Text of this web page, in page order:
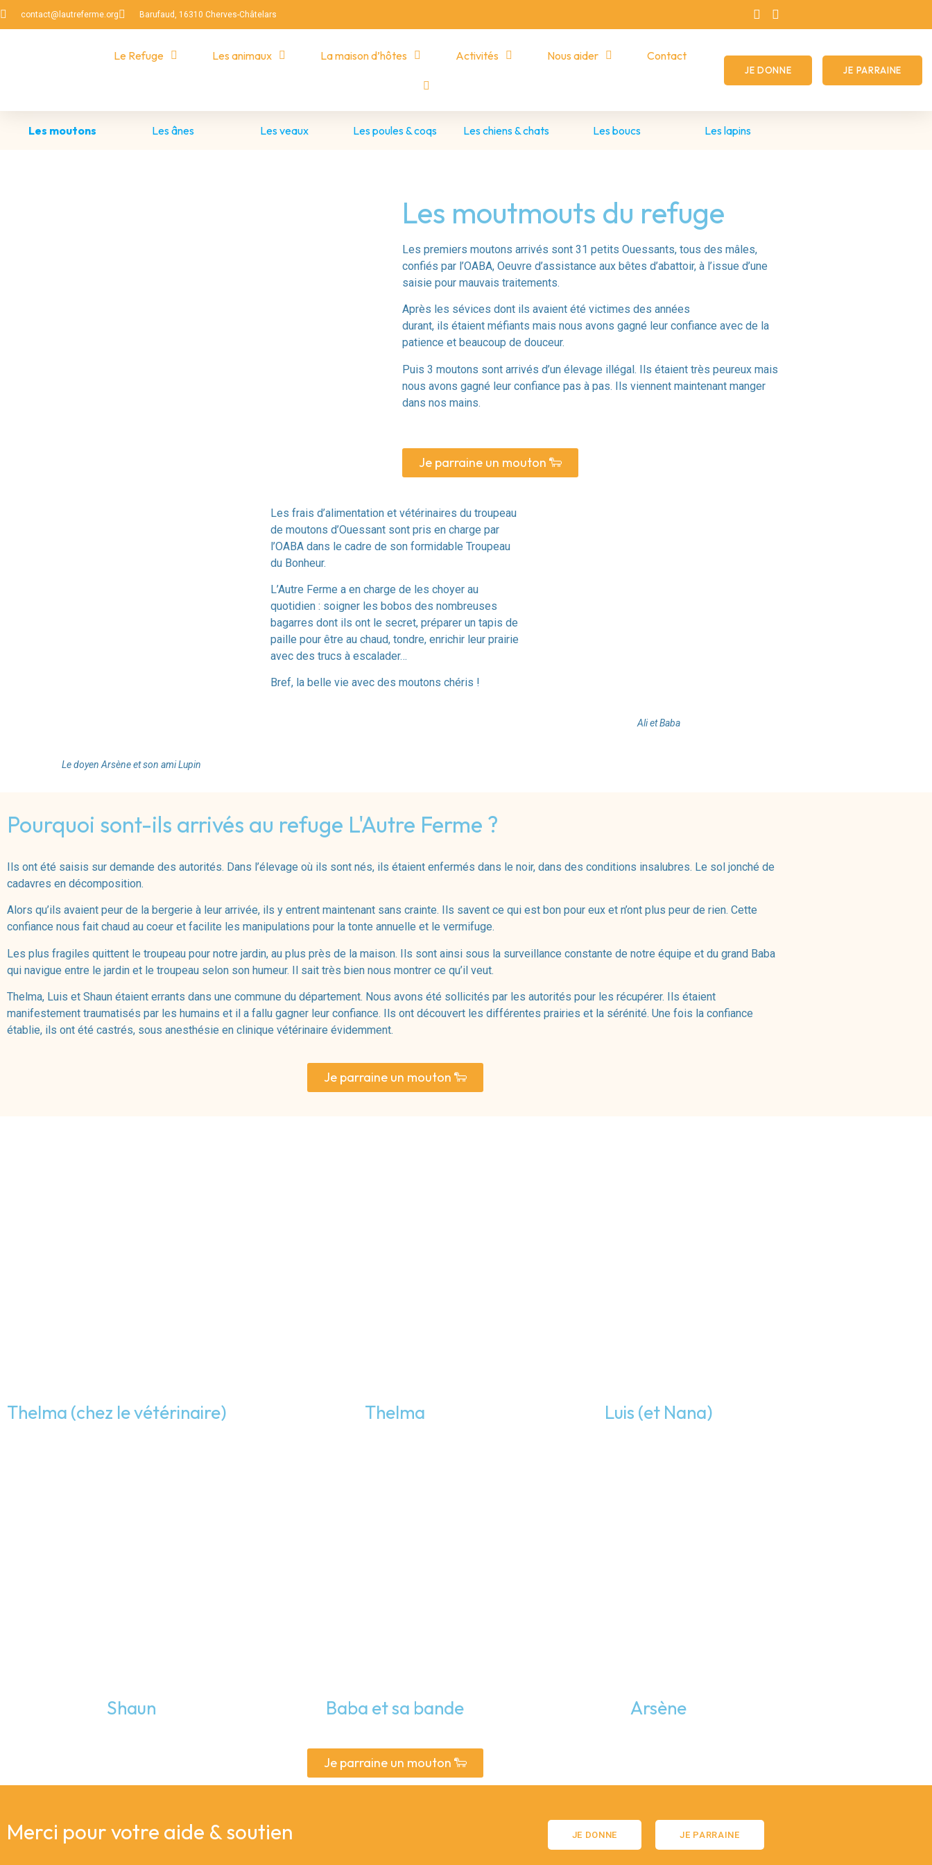
contact@lautreferme.org Barufaud, 16310 Cherves-Châtelars
Le Refuge Les animaux La maison d’hôtes Activités Nous aider Contact
JE DONNE JE PARRAINE
Les moutons Les ânes Les veaux Les poules & coqs Les chiens & chats Les boucs Les lapins
Les moutmouts du refuge
Les premiers moutons arrivés sont 31 petits Ouessants, tous des mâles,
confiés par l’OABA, Oeuvre d’assistance aux bêtes d’abattoir, à l’issue d’une
saisie pour mauvais traitements.
Après les sévices dont ils avaient été victimes des années
durant, ils étaient méfiants mais nous avons gagné leur confiance avec de la
patience et beaucoup de douceur.
Puis 3 moutons sont arrivés d’un élevage illégal. Ils étaient très peureux mais
nous avons gagné leur confiance pas à pas. Ils viennent maintenant manger
dans nos mains.
Je parraine un mouton 🐑
Le doyen Arsène et son ami Lupin
Les frais d’alimentation et vétérinaires du troupeau
de moutons d’Ouessant sont pris en charge par
l’OABA dans le cadre de son formidable Troupeau
du Bonheur.
L’Autre Ferme a en charge de les choyer au
quotidien : soigner les bobos des nombreuses
bagarres dont ils ont le secret, préparer un tapis de
paille pour être au chaud, tondre, enrichir leur prairie
avec des trucs à escalader…
Bref, la belle vie avec des moutons chéris !
Ali et Baba
Pourquoi sont-ils arrivés au refuge L'Autre Ferme ?
Ils ont été saisis sur demande des autorités. Dans l’élevage où ils sont nés, ils étaient enfermés dans le noir, dans des conditions insalubres. Le sol jonché de
cadavres en décomposition.
Alors qu’ils avaient peur de la bergerie à leur arrivée, ils y entrent maintenant sans crainte. Ils savent ce qui est bon pour eux et n’ont plus peur de rien. Cette
confiance nous fait chaud au coeur et facilite les manipulations pour la tonte annuelle et le vermifuge.
Les plus fragiles quittent le troupeau pour notre jardin, au plus près de la maison. Ils sont ainsi sous la surveillance constante de notre équipe et du grand Baba
qui navigue entre le jardin et le troupeau selon son humeur. Il sait très bien nous montrer ce qu’il veut.
Thelma, Luis et Shaun étaient errants dans une commune du département. Nous avons été sollicités par les autorités pour les récupérer. Ils étaient
manifestement traumatisés par les humains et il a fallu gagner leur confiance. Ils ont découvert les différentes prairies et la sérénité. Une fois la confiance
établie, ils ont été castrés, sous anesthésie en clinique vétérinaire évidemment.
Je parraine un mouton 🐑
Thelma (chez le vétérinaire) Thelma Luis (et Nana)
Shaun Baba et sa bande Arsène
Je parraine un mouton 🐑
Merci pour votre aide & soutien JE DONNE JE PARRAINE